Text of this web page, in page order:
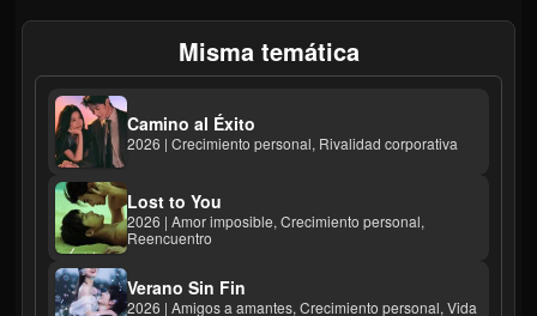
Misma temática
Camino al Éxito
2026 | Crecimiento personal, Rivalidad corporativa
Lost to You
2026 | Amor imposible, Crecimiento personal,
Reencuentro
Verano Sin Fin
2026 | Amigos a amantes, Crecimiento personal, Vida